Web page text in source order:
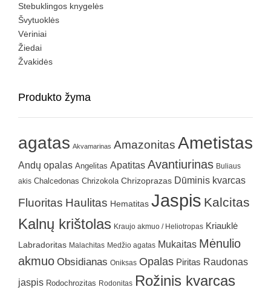
Stebuklingos knygelės
Švytuoklės
Vėriniai
Žiedai
Žvakidės
Produkto žyma
agatas Akvamarinas Amazonitas Ametistas
Andų opalas Angelitas Apatitas Avantiurinas Buliaus
akis Chalcedonas Chrizokola Chrizoprazas Dūminis kvarcas
Fluoritas Haulitas Hematitas Jaspis Kalcitas
Kalnų krištolas Kraujo akmuo / Heliotropas Kriauklė
Labradoritas Malachitas Medžio agatas Mukaitas Mėnulio
akmuo Obsidianas Oniksas Opalas Piritas Raudonas
jaspis Rodochrozitas Rodonitas Rožinis kvarcas